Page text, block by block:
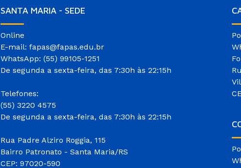
SANTA MARIA - SEDE
Online
E-mail: fapas@fapas.edu.br
WhatsApp: (55) 99105-1251
De segunda a sexta-feira, das 7:30h às 22:15h
Telefones:
(55) 3220 4575
De segunda a sexta-feira, das 7:30h às 22:15h
Rua Padre Alziro Roggia, 115
Bairro Patronato - Santa Maria/RS
CEP: 97020-590